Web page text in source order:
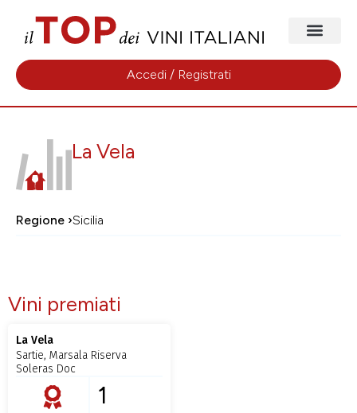
Accedi / Registrati
La Vela
Regione ›Sicilia
Vini premiati
La Vela
Sartie, Marsala Riserva
Soleras Doc
1